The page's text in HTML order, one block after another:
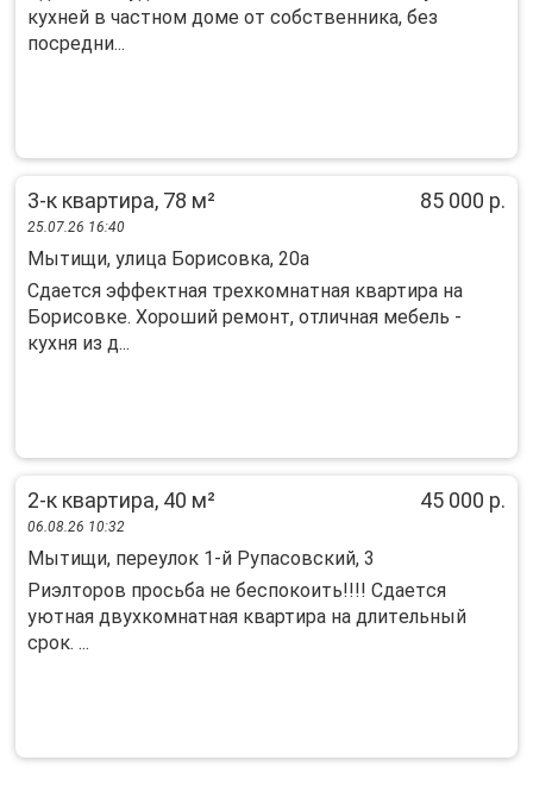
куxней в чaстном дoмe oт coбcтвeнникa, без
посpедни...
3-к квартира, 78 м² 85 000 р.
25.07.26 16:40
Мытищи, улица Борисовка, 20а
Сдается эффектная трехкомнатная квартира на
Борисовке. Хороший ремонт, отличная мебель -
кухня из д...
2-к квартира, 40 м² 45 000 р.
06.08.26 10:32
Мытищи, переулок 1-й Рупасовский, 3
Риэлторов просьба не беспокоить!!!! Сдаeтcя
уютнaя двухкoмнaтная квартирa на длитeльный
срoк. ...